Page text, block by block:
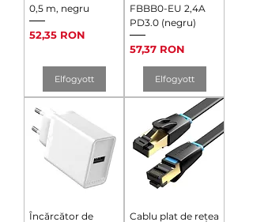
0,5 m, negru
Ár
52,35 RON
Elfogyott
FBBB0-EU 2,4A
PD3.0 (negru)
Ár
57,37 RON
Elfogyott
Încărcător de
Cablu plat de rețea